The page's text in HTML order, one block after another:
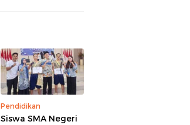
Pendidikan
Siswa SMA Negeri